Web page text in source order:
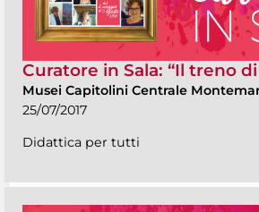
Curatore in Sala: “Il treno di
Musei Capitolini Centrale
25/07/2017
Didattica per tutti